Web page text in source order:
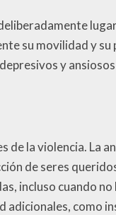
su movilidad y
y
de la violencia. La
de seres
incluso cuando
como